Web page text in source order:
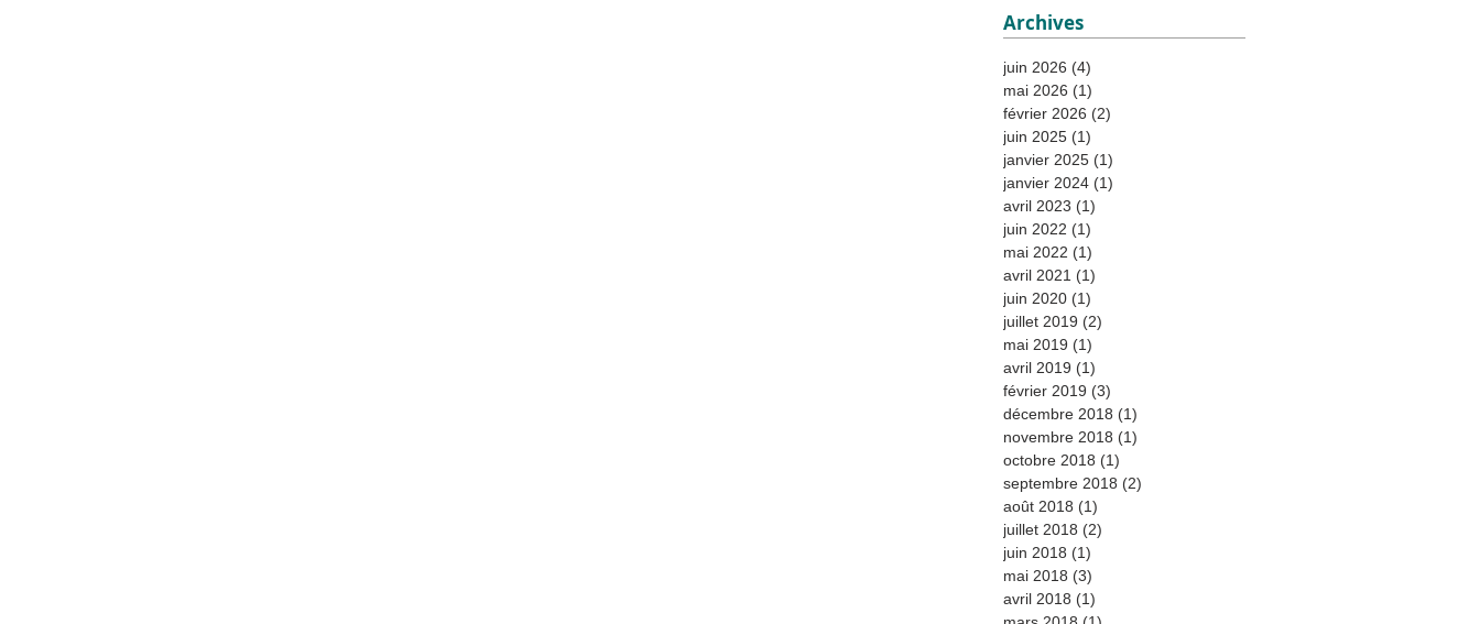
Archives
juin 2026 (4)
mai 2026 (1)
février 2026 (2)
juin 2025 (1)
janvier 2025 (1)
janvier 2024 (1)
avril 2023 (1)
juin 2022 (1)
mai 2022 (1)
avril 2021 (1)
juin 2020 (1)
juillet 2019 (2)
mai 2019 (1)
avril 2019 (1)
février 2019 (3)
décembre 2018 (1)
novembre 2018 (1)
octobre 2018 (1)
septembre 2018 (2)
août 2018 (1)
juillet 2018 (2)
juin 2018 (1)
mai 2018 (3)
avril 2018 (1)